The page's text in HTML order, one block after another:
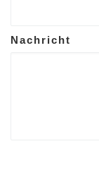
Nachricht